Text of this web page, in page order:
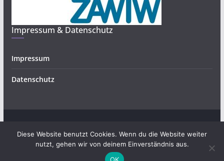
Impressum & Datenschutz
Impressum
Datenschutz
Alle Rechte vorbehalten.
Theme: ColorMag
von ThemeGrill. Präsentiert von
Diese Website benutzt Cookies. Wenn du die Website weiter
nutzt, gehen wir von deinem Einverständnis aus.
OK